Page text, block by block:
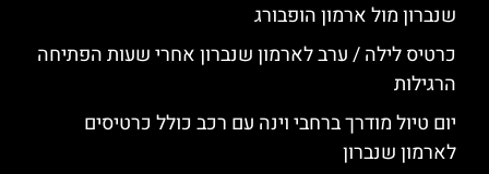
שנברון מול ארמון הופבורג
כרטיס לילה / ערב לארמון שנברון אחרי שעות הפתיחה
הרגילות
יום טיול מודרך ברחבי וינה עם רכב כולל כרטיסים
לארמון שנברון